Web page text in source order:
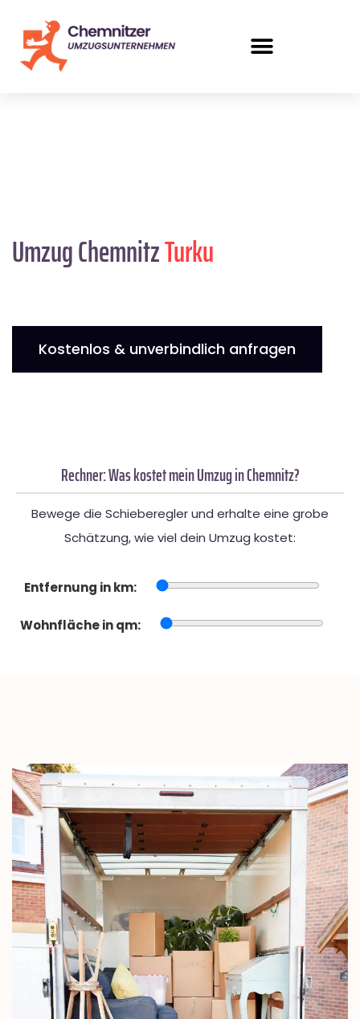
Umzug ChemnitzTurku
Kostenlos & unverbindlich anfragen
Rechner: Was kostet mein Umzug in Chemnitz?
Bewege die Schieberegler und erhalte eine grobe
Schätzung, wie viel dein Umzug kostet:
Entfernung in km:
Wohnfläche in qm: